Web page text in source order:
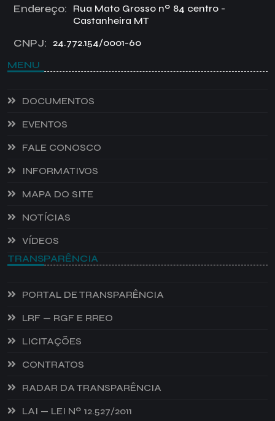
Endereço:
Rua Mato Grosso nº 84 centro -
Castanheira MT
CNPJ: 24.772.154/0001-60
MENU
DOCUMENTOS
EVENTOS
FALE CONOSCO
INFORMATIVOS
MAPA DO SITE
NOTÍCIAS
VÍDEOS
TRANSPARÊNCIA
PORTAL DE TRANSPARÊNCIA
LRF — RGF E RREO
LICITAÇÕES
CONTRATOS
RADAR DA TRANSPARÊNCIA
LAI — LEI Nº 12.527/2011